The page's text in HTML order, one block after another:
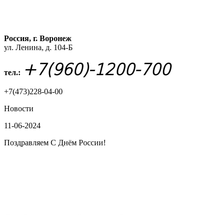
Россия, г. Воронеж
ул. Ленина, д. 104-Б
тел.: +7(960)-1200-700
+7(473)228-04-00
Новости
11-06-2024
Поздравляем С Днём России!